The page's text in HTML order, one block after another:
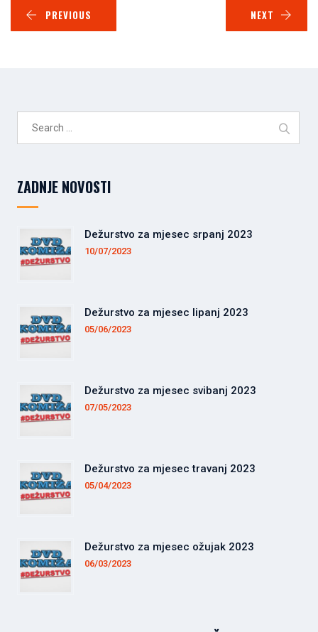
PREVIOUS NEXT
ZADNJE NOVOSTI
Dežurstvo za mjesec srpanj 2023
10/07/2023
Dežurstvo za mjesec lipanj 2023
05/06/2023
Dežurstvo za mjesec svibanj 2023
07/05/2023
Dežurstvo za mjesec travanj 2023
05/04/2023
Dežurstvo za mjesec ožujak 2023
06/03/2023